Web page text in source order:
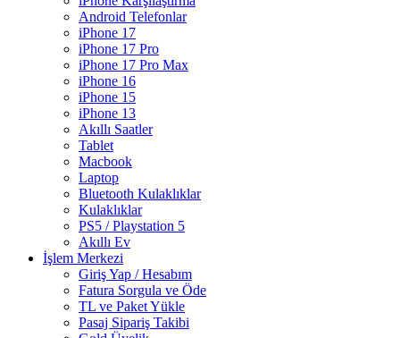
Android Telefonlar
iPhone 17
iPhone 17 Pro
iPhone 17 Pro Max
iPhone 16
iPhone 15
iPhone 13
Akıllı Saatler
Tablet
Macbook
Laptop
Bluetooth Kulaklıklar
Kulaklıklar
PS5 / Playstation 5
Akıllı Ev
İşlem Merkezi
Giriş Yap / Hesabım
Fatura Sorgula ve Öde
TL ve Paket Yükle
Pasaj Sipariş Takibi